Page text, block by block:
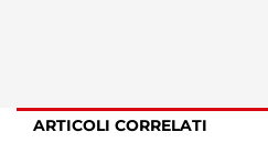
ARTICOLI CORRELATI